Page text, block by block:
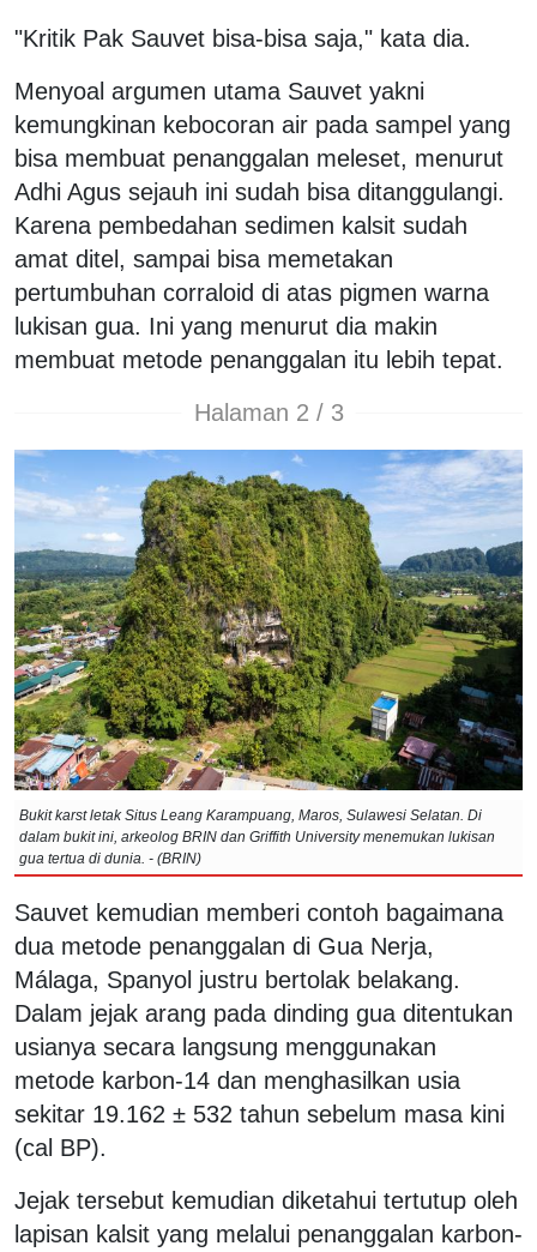
"Kritik Pak Sauvet bisa-bisa saja," kata dia.
Menyoal argumen utama Sauvet yakni
kemungkinan kebocoran air pada sampel yang
bisa membuat penanggalan meleset, menurut
Adhi Agus sejauh ini sudah bisa ditanggulangi.
Karena pembedahan sedimen kalsit sudah
amat ditel, sampai bisa memetakan
pertumbuhan corraloid di atas pigmen warna
lukisan gua. Ini yang menurut dia makin
membuat metode penanggalan itu lebih tepat.
Halaman 2 / 3
Bukit karst letak Situs Leang Karampuang, Maros, Sulawesi Selatan. Di
dalam bukit ini, arkeolog BRIN dan Griffith University menemukan lukisan
gua tertua di dunia. - (BRIN)
Sauvet kemudian memberi contoh bagaimana
dua metode penanggalan di Gua Nerja,
Málaga, Spanyol justru bertolak belakang.
Dalam jejak arang pada dinding gua ditentukan
usianya secara langsung menggunakan
metode karbon-14 dan menghasilkan usia
sekitar 19.162 ± 532 tahun sebelum masa kini
(cal BP).
Jejak tersebut kemudian diketahui tertutup oleh
lapisan kalsit yang melalui penanggalan karbon-